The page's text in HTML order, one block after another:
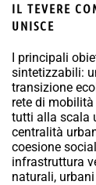
IL TEVERE
UNISCE
I principali
sintetizzabili:
transizione
rete di
tutti alla scala
centralità
coesione
infrastruttura
naturali,